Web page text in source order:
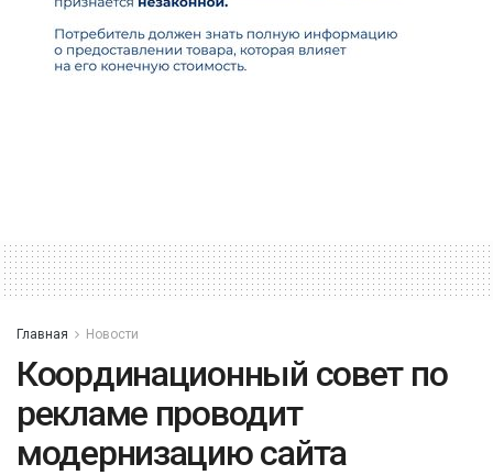
Главная Новости
Координационный совет по
рекламе проводит
модернизацию сайта